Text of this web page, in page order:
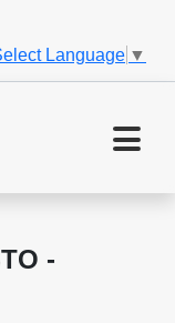
Language ▼
-